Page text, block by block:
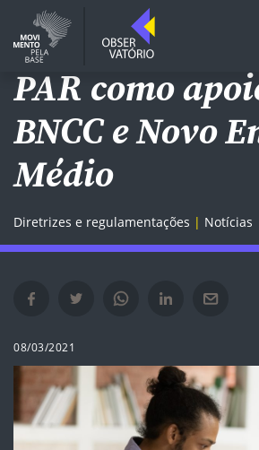
POLÍTICAS NACIONAIS
PAR como
BNCC e Novo
Médio
Diretrizes e regulamentações Notícias
Compartilhar no Facebook em nova janela
Compartilhar no Twitter em nova janela
Compartilhar no Whatsapp em
Compartilhar no
08/03/2021